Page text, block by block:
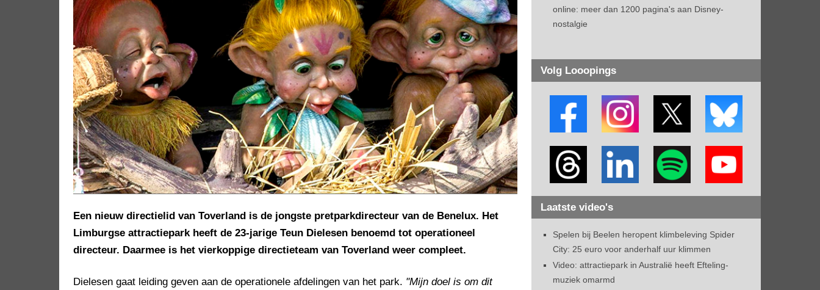
Een nieuw directielid van Toverland is de jongste pretparkdirecteur van de Benelux. Het
Limburgse attractiepark heeft de 23-jarige Teun Dielesen benoemd tot operationeel
directeur. Daarmee is het vierkoppige directieteam van Toverland weer compleet.
Dielesen gaat leiding geven aan de operationele afdelingen van het park. "Mijn doel is om dit
online: meer dan 1200 pagina's aan Disney-
nostalgie
Volg Looopings
Laatste video's
Spelen bij Beelen heropent klimbeleving Spider
City: 25 euro voor anderhalf uur klimmen
Video: attractiepark in Australië heeft Efteling-
muziek omarmd